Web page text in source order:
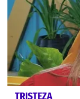
TRISTEZA